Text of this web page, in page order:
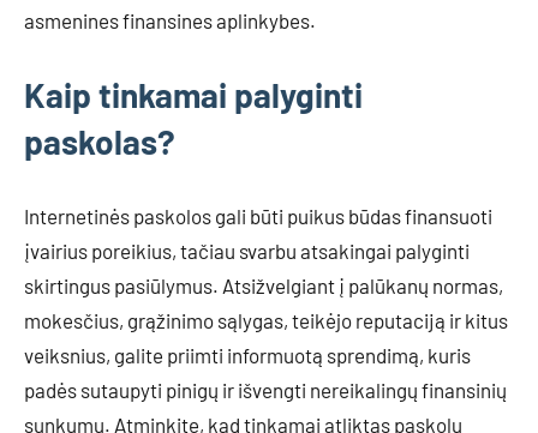
asmenines finansines aplinkybes.
Kaip tinkamai palyginti
paskolas?
Internetinės paskolos gali būti puikus būdas finansuoti
įvairius poreikius, tačiau svarbu atsakingai palyginti
skirtingus pasiūlymus. Atsižvelgiant į palūkanų normas,
mokesčius, grąžinimo sąlygas, teikėjo reputaciją ir kitus
veiksnius, galite priimti informuotą sprendimą, kuris
padės sutaupyti pinigų ir išvengti nereikalingų finansinių
sunkumų. Atminkite, kad tinkamai atliktas paskolų